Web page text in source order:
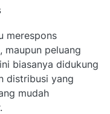
merespons
maupun peluang
biasanya didukung
distribusi yang
mudah